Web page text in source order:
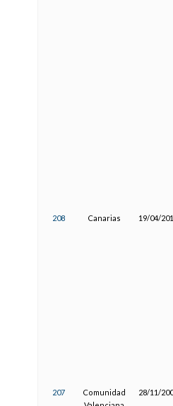
208 Canarias 19/04/
207
Comunidad
28/11/